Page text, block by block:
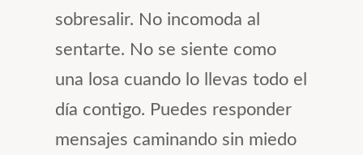
sobresalir. No incomoda al
sentarte. No se siente como
una losa cuando lo llevas todo el
día contigo. Puedes responder
mensajes caminando sin miedo